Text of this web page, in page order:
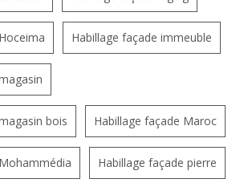
Habillage façade immeuble
bois Habillage façade Maroc
Habillage façade pierre